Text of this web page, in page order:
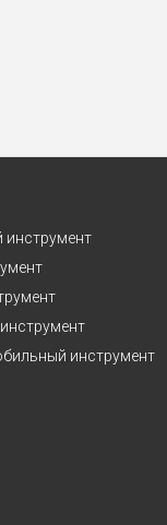
инструмент
инструмент